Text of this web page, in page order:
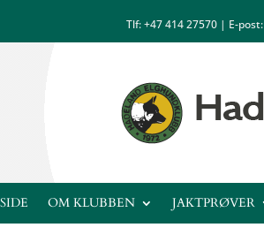
Tlf: +47414 27570 | E-post:
OM KLUBBEN JAKTPRØVER